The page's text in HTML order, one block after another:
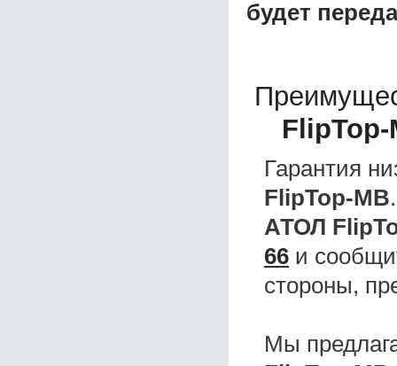
будет
FlipTop-
Гарантия
FlipTop-MB
АТОЛ
66 и
стороны,
Мы